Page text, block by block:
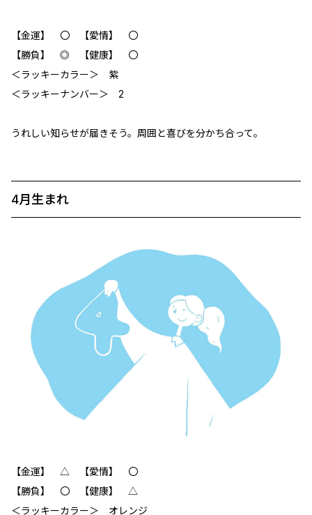
【金運】 〇 【愛情】 〇
【勝負】 ◎ 【健康】 〇
＜ラッキーカラー＞ 紫
＜ラッキーナンバー＞ 2
うれしい知らせが届きそう。周囲と喜びを分かち合って。
4月生まれ
【金運】 △ 【愛情】 〇
【勝負】 〇 【健康】 △
＜ラッキーカラー＞ オレンジ